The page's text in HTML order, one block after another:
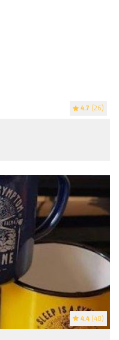
4.7 (26)
4.4 (48)